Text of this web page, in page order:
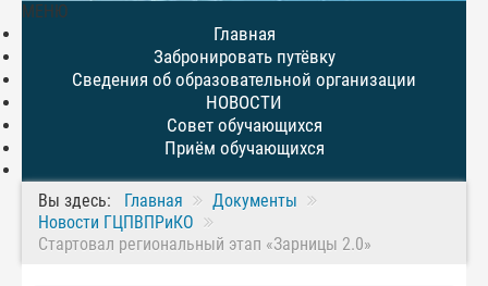
МЕНЮ
Главная
Забронировать путёвку
Сведения об образовательной организации
НОВОСТИ
Совет обучающихся
Приём обучающихся
Вы здесь: Главная
Документы
Новости ГЦПВПРиКО
Стартовал региональный этап «Зарницы 2.0»